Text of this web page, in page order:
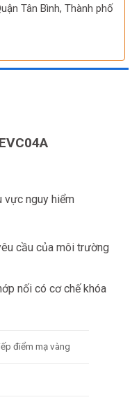
Tân Bình, Thành phố
nguy hiểm
cầu của môi trường
nối có cơ chế khóa
điểm mạ vàng